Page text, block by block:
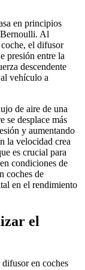
en principios
Bernoulli. Al
el difusor
presión entre la
descendente
vehículo a
de aire de una
se desplace más
y aumentando
la velocidad crea
es crucial para
condiciones de
coches de
en el rendimiento
el
en coches